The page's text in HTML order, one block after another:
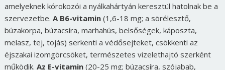
amelyeknek kórokozói a nyálkahártyán keresztül hatolnak be a
szervezetbe. A B6-vitamin (1,6-18 mg; a sörélesztő,
búzakorpa, búzacsíra, marhahús, belsőségek, káposzta,
melasz, tej, tojás) serkenti a védősejteket, csökkenti az
éjszakai izomgörcsöket, természetes vizelethajtó szerként
működik. Az E-vitamin(20-25 mg; búzacsíra, szójabab,